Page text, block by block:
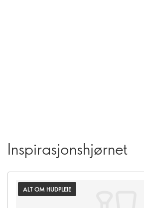
Inspirasjonshjørnet
ALT OM HUDPLEIE